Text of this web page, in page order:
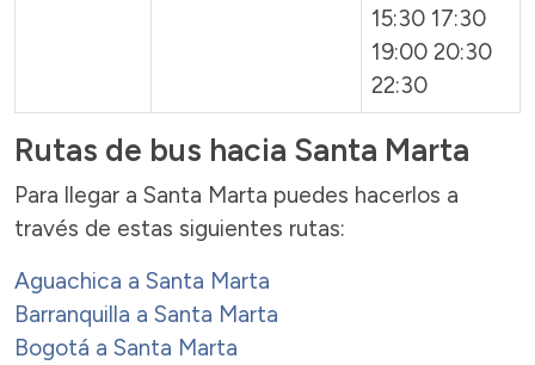
15:30 17:30
19:00 20:30
22:30
Rutas de bus hacia Santa Marta
Para llegar a Santa Marta puedes hacerlos a
través de estas siguientes rutas:
Aguachica a Santa Marta
Barranquilla a Santa Marta
Bogotá a Santa Marta